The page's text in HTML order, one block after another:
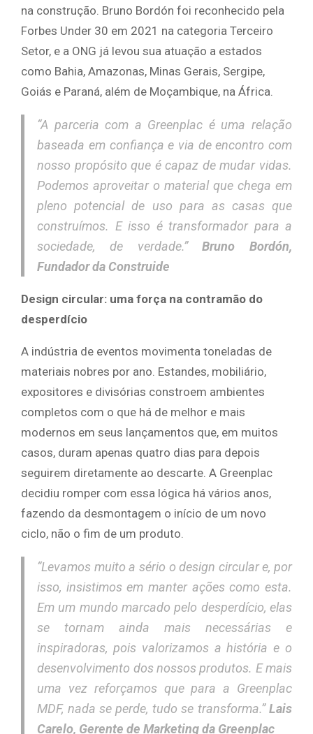
na construção. Bruno Bordón foi reconhecido pela
Forbes Under 30 em 2021 na categoria Terceiro
Setor, e a ONG já levou sua atuação a estados
como Bahia, Amazonas, Minas Gerais, Sergipe,
Goiás e Paraná, além de Moçambique, na África.
“A parceria com a Greenplac é uma relação
baseada em confiança e via de encontro com
nosso propósito que é capaz de mudar vidas.
Podemos aproveitar o material que chega em
pleno potencial de uso para as casas que
construímos. E isso é transformador para a
sociedade, de verdade.”Bruno Bordón,
Fundador da Construide
Design circular: uma força na contramão do
desperdício
A indústria de eventos movimenta toneladas de
materiais nobres por ano. Estandes, mobiliário,
expositores e divisórias constroem ambientes
completos com o que há de melhor e mais
modernos em seus lançamentos que, em muitos
casos, duram apenas quatro dias para depois
seguirem diretamente ao descarte. A Greenplac
decidiu romper com essa lógica há vários anos,
fazendo da desmontagem o início de um novo
ciclo, não o fim de um produto.
“Levamos muito a sério o design circular e, por
isso, insistimos em manter ações como esta.
Em um mundo marcado pelo desperdício, elas
se tornam ainda mais necessárias e
inspiradoras, pois valorizamos a história e o
desenvolvimento dos nossos produtos. E mais
uma vez reforçamos que para a Greenplac
MDF, nada se perde, tudo se transforma.”Lais
Carelo, Gerente de Marketing da Greenplac